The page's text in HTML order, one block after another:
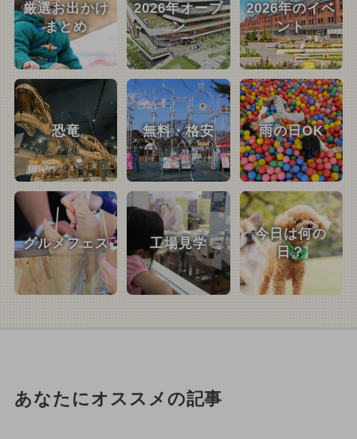
厳選お出かけ
まとめ
2026年オープ
ン
2026年のイベ
ント
恐竜 無料・格安 雨の日OK
グルメフェス 工場見学
今日は何の
日？
あなたにオススメの記事